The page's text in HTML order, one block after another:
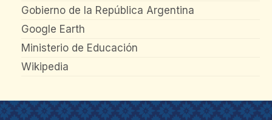
Gobierno de la República Argentina
Google Earth
Ministerio de Educación
Wikipedia